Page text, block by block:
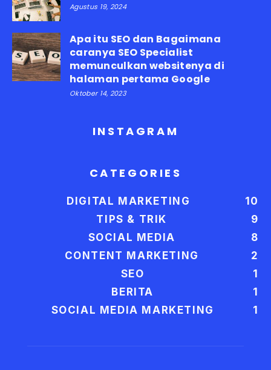
Agustus 19, 2024
Apa itu SEO dan Bagaimana
caranya SEO Specialist
memunculkan websitenya di
halaman pertama Google
Oktober 14, 2023
INSTAGRAM
CATEGORIES
DIGITAL MARKETING
10
TIPS & TRIK
9
SOCIAL MEDIA
8
CONTENT MARKETING
2
SEO
1
BERITA
1
SOCIAL MEDIA MARKETING
1